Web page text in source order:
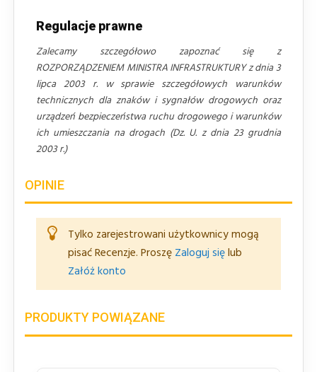
Regulacje prawne
Zalecamy szczegółowo zapoznać się z
ROZPORZĄDZENIEM MINISTRA INFRASTRUKTURY z dnia 3
lipca 2003 r. w sprawie szczegółowych warunków
technicznych dla znaków i sygnałów drogowych oraz
urządzeń bezpieczeństwa ruchu drogowego i warunków
ich umieszczania na drogach (Dz. U. z dnia 23 grudnia
2003 r.)
OPINIE
Tylko zarejestrowani użytkownicy mogą
pisać Recenzje. Proszę Zaloguj sięlub
Załóż konto
PRODUKTY POWIĄZANE